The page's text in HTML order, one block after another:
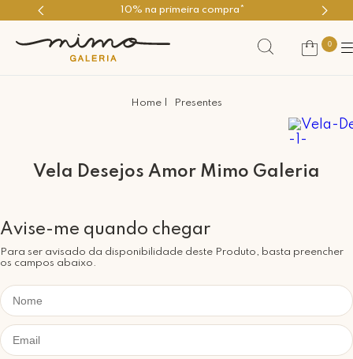
10% na primeira compra*
0
Presentes
Vela Desejos Amor Mimo Galeria
Para ser avisado da disponibilidade deste Produto, basta preencher
os campos abaixo.